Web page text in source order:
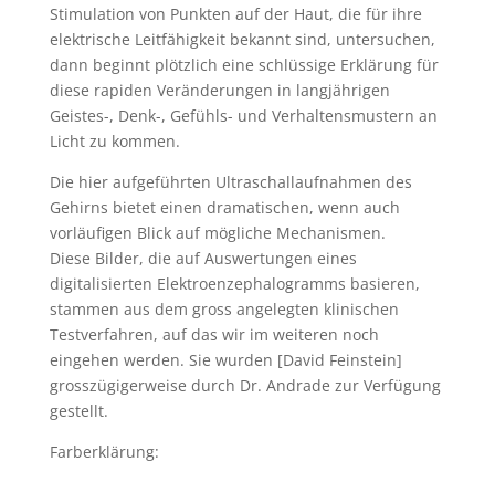
Stimulation von Punkten auf der Haut, die für ihre
elektrische Leitfähigkeit bekannt sind, untersuchen,
dann beginnt plötzlich eine schlüssige Erklärung für
diese rapiden Veränderungen in langjährigen
Geistes-, Denk-, Gefühls- und Verhaltensmustern an
Licht zu kommen.
Die hier aufgeführten Ultraschallaufnahmen des
Gehirns bietet einen dramatischen, wenn auch
vorläufigen Blick auf mögliche Mechanismen.
Diese Bilder, die auf Auswertungen eines
digitalisierten Elektroenzephalogramms basieren,
stammen aus dem gross angelegten klinischen
Testverfahren, auf das wir im weiteren noch
eingehen werden. Sie wurden [David Feinstein]
grosszügigerweise durch Dr. Andrade zur Verfügung
gestellt.
Farberklärung: